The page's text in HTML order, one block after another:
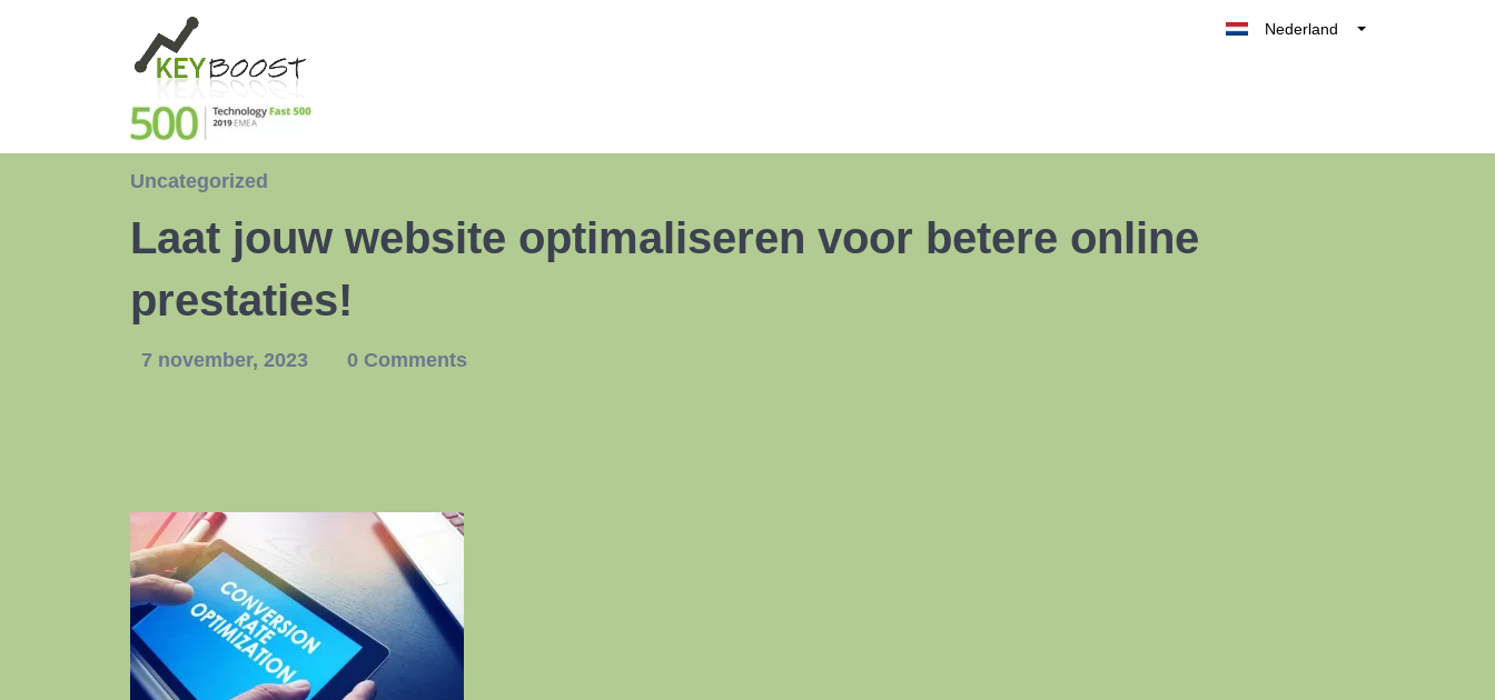
Nederland
Uncategorized
Laat jouw website optimaliseren voor betere online
prestaties!
7 november, 2023 0 Comments